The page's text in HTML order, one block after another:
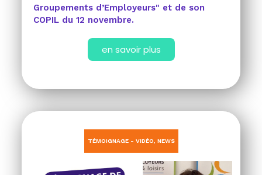
Groupements d’Employeurs" et de son
COPIL du 12 novembre.
en savoir plus
TÉMOIGNAGE - VIDÉO, NEWS